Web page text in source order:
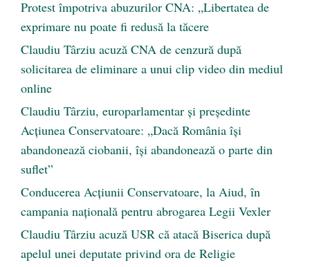
Protest împotriva abuzurilor CNA: „Libertatea de
exprimare nu poate fi redusă la tăcere
Claudiu Târziu acuză CNA de cenzură după
solicitarea de eliminare a unui clip video din mediul
online
Claudiu Târziu, europarlamentar și președinte
Acțiunea Conservatoare: „Dacă România își
abandonează ciobanii, își abandonează o parte din
suflet”
Conducerea Acțiunii Conservatoare, la Aiud, în
campania națională pentru abrogarea Legii Vexler
Claudiu Târziu acuză USR că atacă Biserica după
apelul unei deputate privind ora de Religie